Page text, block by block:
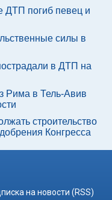
ДТП погиб певец и
силы в
в ДТП на
Рима в Тель-Авив
строительство
Конгресса
на новости (RSS)